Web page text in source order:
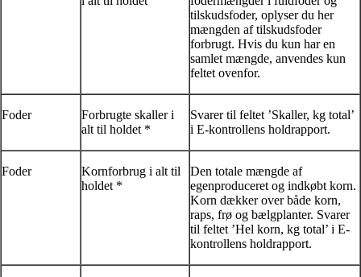
tilskudsfoder, oplyser du her
mængden af tilskudsfoder
forbrugt. Hvis du kun har en
samlet mængde, anvendes kun
feltet ovenfor.
Foder
Forbrugte skaller i
alt til holdet *
Svarer til feltet ’Skaller, kg total’
i E-kontrollens holdrapport.
Foder
Kornforbrug i alt til
holdet *
Den totale mængde af
egenproduceret og indkøbt korn.
Korn dækker over både korn,
raps, frø og bælgplanter. Svarer
til feltet ’Hel korn, kg total’ i E-
kontrollens holdrapport.